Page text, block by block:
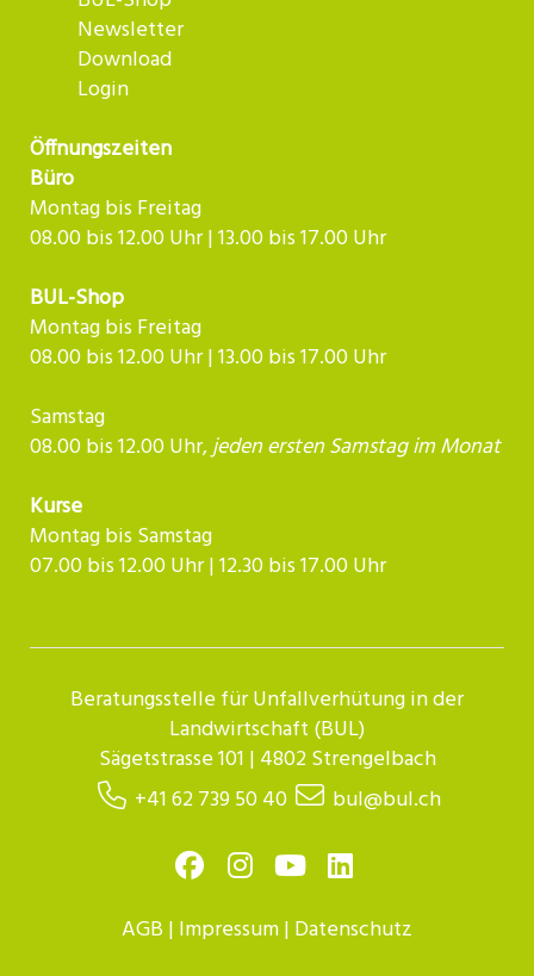
Newsletter
Download
Login
Öffnungszeiten
Büro
Montag bis Freitag
08.00 bis 12.00 Uhr | 13.00 bis 17.00 Uhr
BUL-Shop
Montag bis Freitag
08.00 bis 12.00 Uhr | 13.00 bis 17.00 Uhr
Samstag
08.00 bis 12.00 Uhr,jeden ersten Samstag im Monat
Kurse
Montag bis Samstag
07.00 bis 12.00 Uhr | 12.30 bis 17.00 Uhr​​​​​​
Beratungsstelle für Unfallverhütung in der
Landwirtschaft (BUL)
Sägetstrasse 101 | 4802 Strengelbach
+41 62 739 50 40
bul@bul.ch
AGB | Impressum| Datenschutz